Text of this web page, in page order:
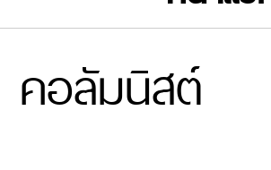
คอลัมนิสต์